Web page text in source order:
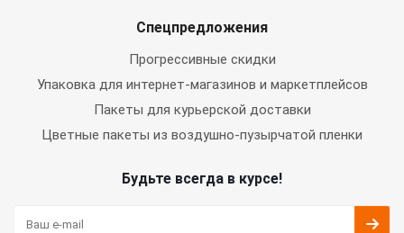
Спецпредложения
Прогрессивные скидки
Упаковка для интернет-магазинов и маркетплейсов
Пакеты для курьерской доставки
Цветные пакеты из воздушно-пузырчатой пленки
Будьте всегда в курсе!